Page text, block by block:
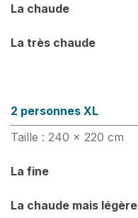
La chaude
La très chaude
2 personnes XL
Taille : 240 x 220 cm
La fine
La chaude mais légère